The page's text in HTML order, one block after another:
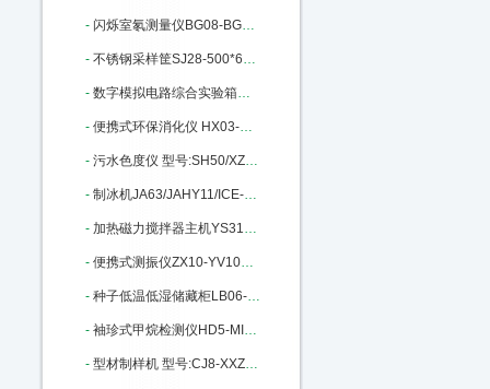
- 闪烁室氡测量仪BG08-BG2015库号：M372168
- 不锈钢采样筐SJ28-500*6库号：M372503
- 数字模拟电路综合实验箱MH80/KM4：M389385
- 便携式环保消化仪 HX03-YN-XH库号：M396591
- 污水色度仪 型号:SH50/XZ-WS库号：M401152
- 制冰机JA63/JAHY11/ICE-1405FA：M401648
- 加热磁力搅拌器主机YS31-RHBASIC2：M402029
- 便携式测振仪ZX10-YV100库号：M404291
- 种子低温低湿储藏柜LB06-DWS-450：M404341
- 袖珍式甲烷检测仪HD5-MINI-CH4：M405297
- 型材制样机 型号:CJ8-XXZ-II库号：M379550